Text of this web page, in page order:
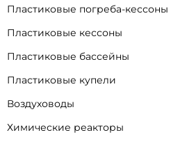
Пластиковые погреба-кессоны
Пластиковые кессоны
Пластиковые бассейны
Пластиковые купели
Воздуховоды
Химические реакторы